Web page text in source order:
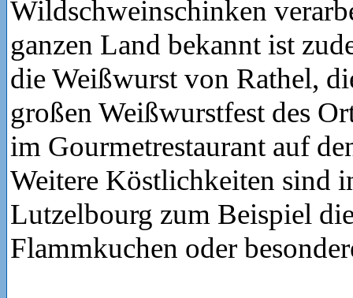
Wildschweinschinken
ganzen Land bekannt ist
die Weißwurst von Rathel,
großen Weißwurstfest des
im Gourmetrestaurant auf
Weitere Köstlichkeiten sind
Lutzelbourg zum Beispiel
Flammkuchen oder